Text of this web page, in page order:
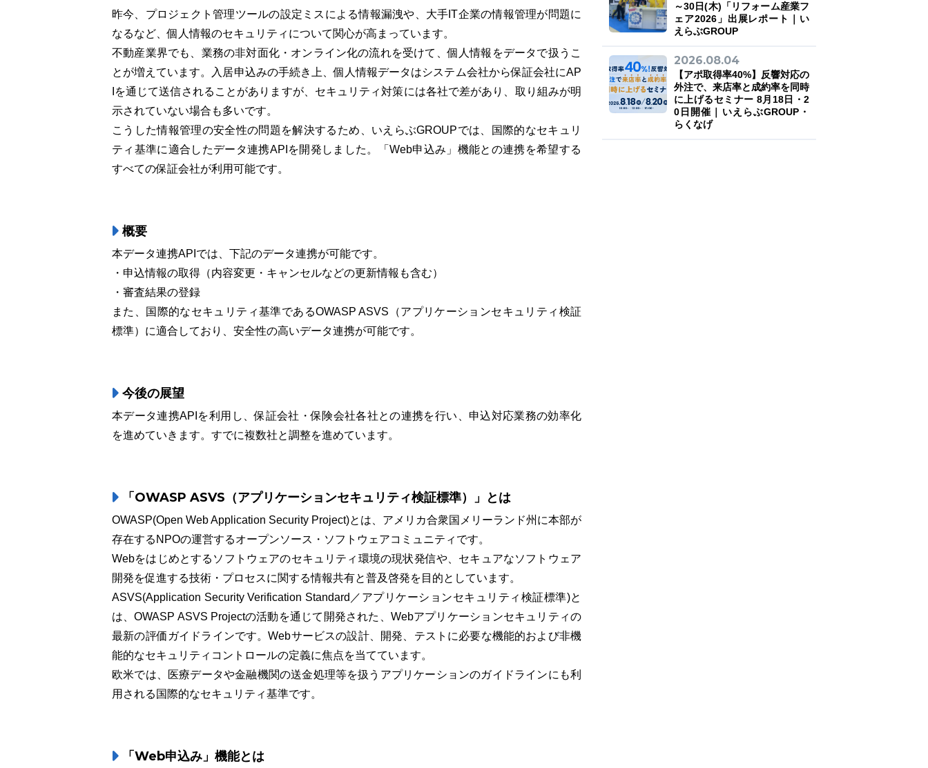
昨今、プロジェクト管理ツールの設定ミスによる情報漏洩や、大手IT企業の情報管理が問題に
なるなど、個人情報のセキュリティについて関心が高まっています。
不動産業界でも、業務の非対面化・オンライン化の流れを受けて、個人情報をデータで扱うこ
とが増えています。入居申込みの手続き上、個人情報データはシステム会社から保証会社にAP
Iを通じて送信されることがありますが、セキュリティ対策には各社で差があり、取り組みが明
示されていない場合も多いです。
こうした情報管理の安全性の問題を解決するため、いえらぶGROUPでは、国際的なセキュリ
ティ基準に適合したデータ連携APIを開発しました。「Web申込み」機能との連携を希望する
すべての保証会社が利用可能です。
概要
本データ連携APIでは、下記のデータ連携が可能です。
・申込情報の取得（内容変更・キャンセルなどの更新情報も含む）
・審査結果の登録
また、国際的なセキュリティ基準であるOWASP ASVS（アプリケーションセキュリティ検証
標準）に適合しており、安全性の高いデータ連携が可能です。
今後の展望
本データ連携APIを利用し、保証会社・保険会社各社との連携を行い、申込対応業務の効率化
を進めていきます。すでに複数社と調整を進めています。
「OWASP ASVS（アプリケーションセキュリティ検証標準）」とは
OWASP(Open Web Application Security Project)とは、アメリカ合衆国メリーランド州に本部が
存在するNPOの運営するオープンソース・ソフトウェアコミュニティです。
Webをはじめとするソフトウェアのセキュリティ環境の現状発信や、セキュアなソフトウェア
開発を促進する技術・プロセスに関する情報共有と普及啓発を目的としています。
ASVS(Application Security Verification Standard／アプリケーションセキュリティ検証標準)と
は、OWASP ASVS Projectの活動を通じて開発された、Webアプリケーションセキュリティの
最新の評価ガイドラインです。Webサービスの設計、開発、テストに必要な機能的および非機
能的なセキュリティコントロールの定義に焦点を当てています。
欧米では、医療データや金融機関の送金処理等を扱うアプリケーションのガイドラインにも利
用される国際的なセキュリティ基準です。
「Web申込み」機能とは
～30日(木)「リフォーム産業フ
ェア2026」出展レポート｜い
えらぶGROUP
2026.08.04
【アポ取得率40%】反響対応の
外注で、来店率と成約率を同時
に上げるセミナー 8月18日・2
0日開催｜いえらぶGROUP・
らくなげ